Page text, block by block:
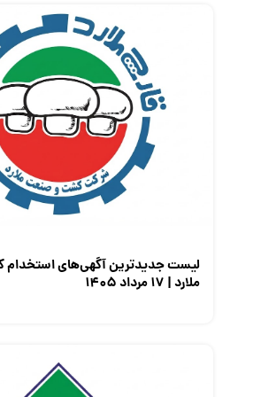
لیست جدیدترین آگهی‌های
ملارد | ۱۷ مرداد ۱۴۰۵